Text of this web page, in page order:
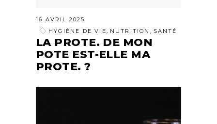
16 AVRIL 2025
HYGIÈNE DE VIE, NUTRITION , SANTÉ
LA PROTE. DE MON
POTE EST-ELLE MA
PROTE. ?